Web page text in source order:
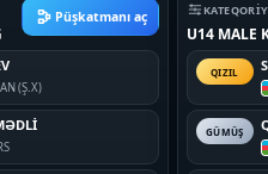
Püşkatmanı aç
(Ş.X)
U14 MALE
QIZIL
GÜMÜŞ